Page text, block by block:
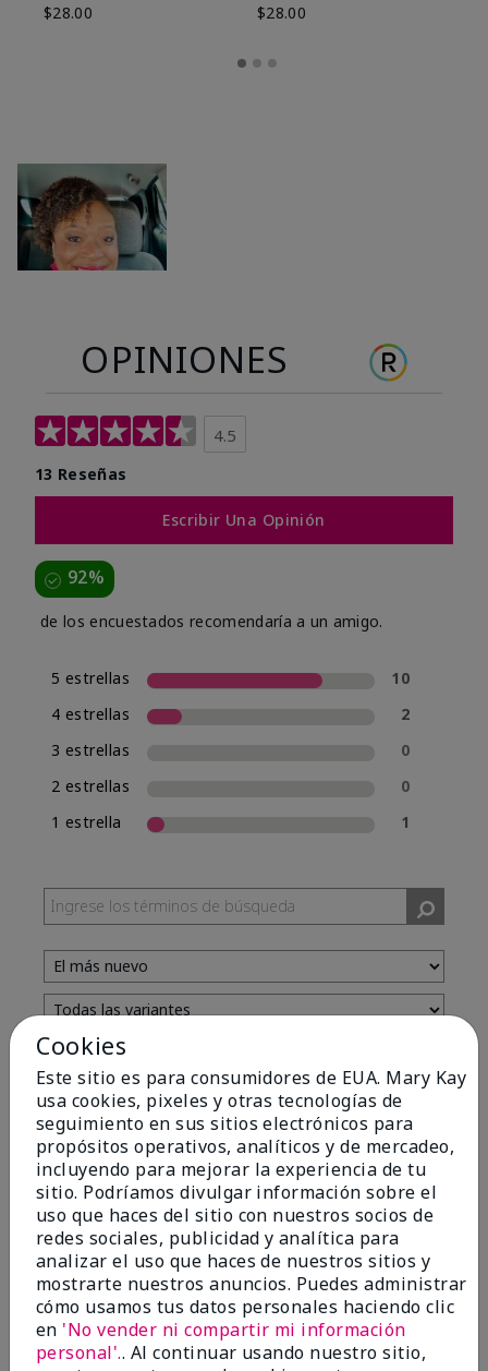
$28.00
$28.00
OPINIONES
4.5
13 Reseñas
Escribir Una Opinión
92%
de los encuestados recomendaría a un amigo.
5 estrellas
10
4 estrellas
2
3 estrellas
0
2 estrellas
0
1 estrella
1
Evaluado por 13 clientes
5
Yeh! I really works
EnviadoHace 4 meses
porChar
deDetroit, Mi
Evaluado en
marykay.com/en-us/
I ski all winter and since adding this to my progam
Cookies
Este sitio es para consumidores de EUA. Mary Kay
usa cookies, pixeles y otras tecnologías de
seguimiento en sus sitios electrónicos para
propósitos operativos, analíticos y de mercadeo,
incluyendo para mejorar la experiencia de tu
sitio. Podríamos divulgar información sobre el
uso que haces del sitio con nuestros socios de
redes sociales, publicidad y analítica para
analizar el uso que haces de nuestros sitios y
mostrarte nuestros anuncios. Puedes administrar
cómo usamos tus datos personales haciendo clic
en 'No vender ni compartir mi información
personal'.. Al continuar usando nuestro sitio,